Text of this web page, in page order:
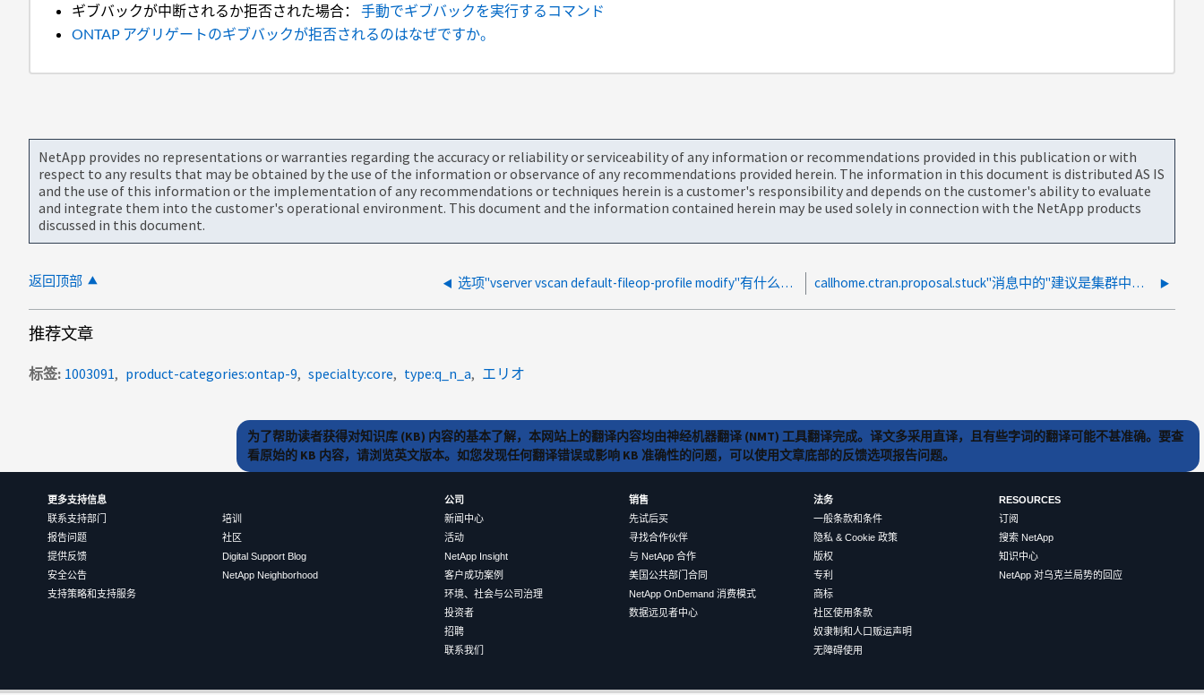
ギブバックが中断されるか拒否された場合：手動でギブバックを実行するコマンド
ONTAP アグリゲートのギブバックが拒否されるのはなぜですか。
NetApp provides no representations or warranties regarding the accuracy or reliability or serviceability of any information or recommendations provided in this publication or with
respect to any results that may be obtained by the use of the information or observance of any recommendations provided herein. The information in this document is distributed AS IS
and the use of this information or the implementation of any recommendations or techniques herein is a customer's responsibility and depends on the customer's ability to evaluate
and integrate them into the customer's operational environment. This document and the information contained herein may be used solely in connection with the NetApp products
discussed in this document.
返回顶部 选项"vserver vscan default-fileop-profile modify"有什么作用？ callhome.ctran.proposal.stuck"消息中的"建议是集群中节点之间的事务"是什么意思？
推荐文章
标签 1003091 product-categories:ontap-9 specialty:core type:q_n_a エリオ
为了帮助读者获得对知识库 (KB) 内容的基本了解，本网站上的翻译内容均由神经机器翻译 (NMT) 工具翻译完成。译文多采用直译，且有些字词的翻译可能不甚准确。要查
看原始的 KB 内容，请浏览英文版本。如您发现任何翻译错误或影响 KB 准确性的问题，可以使用文章底部的反馈选项报告问题。
更多支持信息
联系支持部门
报告问题
提供反馈
安全公告
支持策略和支持服务
培训
社区
Digital Support Blog
NetApp Neighborhood
公司
新闻中心
活动
NetApp Insight
客户成功案例
环境、社会与公司治理
投资者
招聘
联系我们
销售
先试后买
寻找合作伙伴
与 NetApp 合作
美国公共部门合同
NetApp OnDemand 消费模式
数据远见者中心
法务
一般条款和条件
隐私 & Cookie 政策
版权
专利
商标
社区使用条款
奴隶制和人口贩运声明
无障碍使用
RESOURCES
订阅
搜索 NetApp
知识中心
NetApp 对乌克兰局势的回应